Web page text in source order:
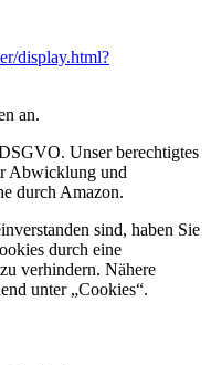
display.html?
an.
Unser berechtigtes
Abwicklung und
durch Amazon.
sind, haben Sie
durch eine
verhindern. Nähere
unter „Cookies“.